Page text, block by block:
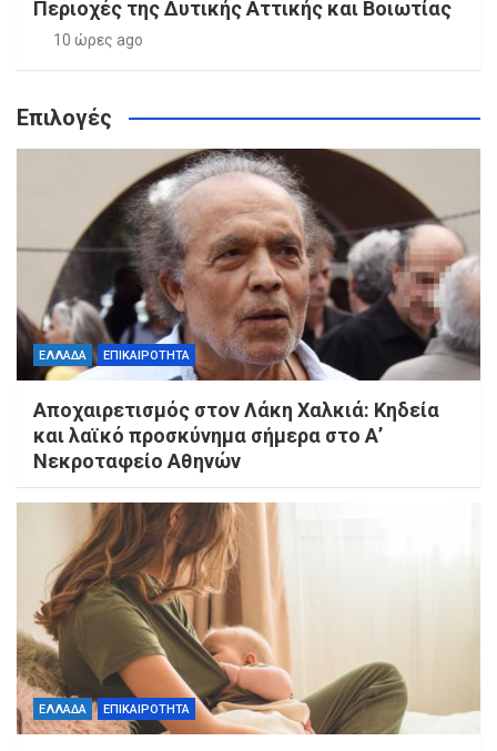
Περιοχές της Δυτικής Αττικής και Βοιωτίας
10 ώρες ago
Επιλογές
ΕΛΛΑΔΑ ΕΠΙΚΑΙΡΟΤΗΤΑ
Αποχαιρετισμός στον Λάκη Χαλκιά: Κηδεία
και λαϊκό προσκύνημα σήμερα στο Α’
Νεκροταφείο Αθηνών
ΕΛΛΑΔΑ ΕΠΙΚΑΙΡΟΤΗΤΑ